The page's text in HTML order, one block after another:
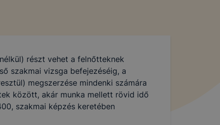
részt vehet a felnőtteknek
szakmai vizsga befejezéséig, a
megszerzése mindenki számára
között, akár munka mellett rövid idő
szakmai képzés keretében